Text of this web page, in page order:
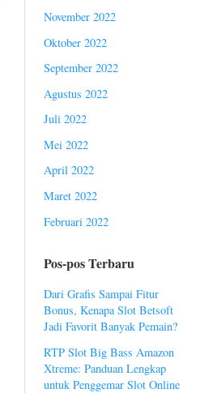
November 2022
Oktober 2022
September 2022
Agustus 2022
Juli 2022
Mei 2022
April 2022
Maret 2022
Februari 2022
Pos-pos Terbaru
Dari Grafis Sampai Fitur
Bonus, Kenapa Slot Betsoft
Jadi Favorit Banyak Pemain?
RTP Slot Big Bass Amazon
Xtreme: Panduan Lengkap
untuk Penggemar Slot Online